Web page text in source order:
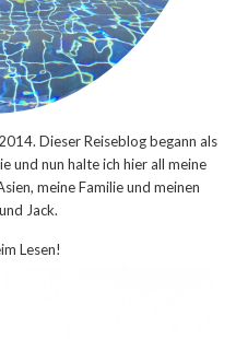
Dieser Reiseblog begann als
und nun halte ich hier all meine
meine Familie und meinen
Jack.
Lesen!